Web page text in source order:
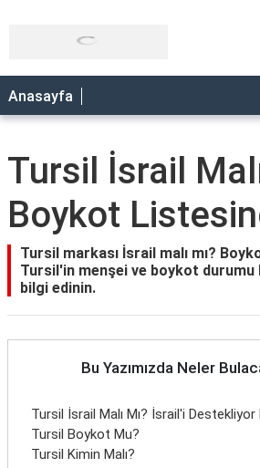
Anasayfa
Tursil İsrail
Boykot
Tursil markası İsrail malı mı?
Tursil'in menşei ve boykot durumu
bilgi edinin.
Bu Yazımızda Neler
Tursil İsrail Malı Mı? İsrail'i Destekliyor
Tursil Boykot Mu?
Tursil Kimin Malı?